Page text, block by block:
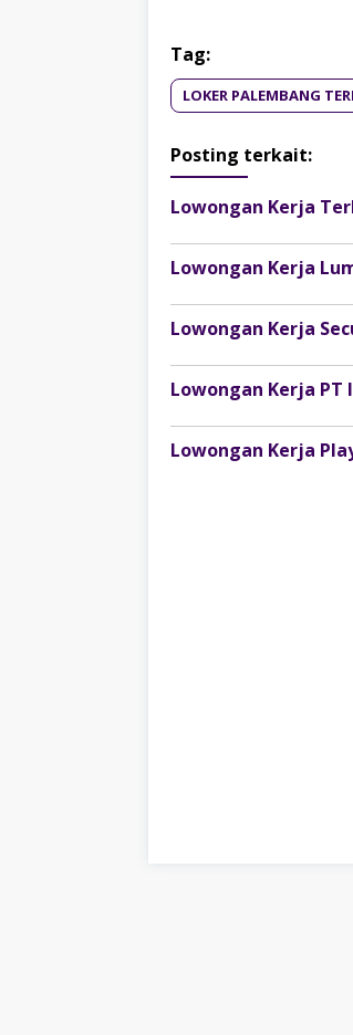
Tag:
LOKER PALEMBANG
Posting terkait:
Lowongan Kerja
Lowongan Kerja
Lowongan Kerja
Lowongan Kerja